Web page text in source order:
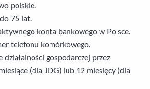
polskie.
75 lat.
konta bankowego w Polsce.
telefonu komórkowego.
działalności gospodarczej przez
(dla JDG) lub 12 miesięcy (dla